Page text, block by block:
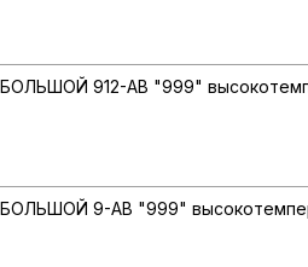
912-AB "999"
БОЛЬШОЙ 9-AB "999"